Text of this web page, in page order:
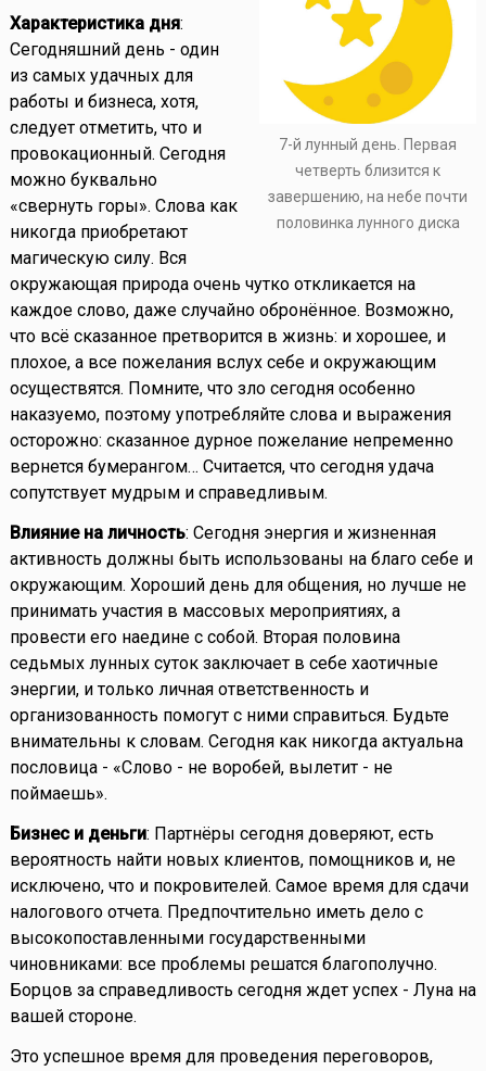
7-й лунный день. Первая
четверть близится к
завершению, на небе почти
половинка лунного диска
Характеристика дня:
Сегодняшний день - один
из самых удачных для
работы и бизнеса, хотя,
следует отметить, что и
провокационный. Сегодня
можно буквально
«свернуть горы». Слова как
никогда приобретают
магическую силу. Вся
окружающая природа очень чутко откликается на
каждое слово, даже случайно обронённое. Возможно,
что всё сказанное претворится в жизнь: и хорошее, и
плохое, а все пожелания вслух себе и окружающим
осуществятся. Помните, что зло сегодня особенно
наказуемо, поэтому употребляйте слова и выражения
осторожно: сказанное дурное пожелание непременно
вернется бумерангом… Считается, что сегодня удача
сопутствует мудрым и справедливым.
Влияние на личность: Сегодня энергия и жизненная
активность должны быть использованы на благо себе и
окружающим. Хороший день для общения, но лучше не
принимать участия в массовых мероприятиях, а
провести его наедине с собой. Вторая половина
седьмых лунных суток заключает в себе хаотичные
энергии, и только личная ответственность и
организованность помогут с ними справиться. Будьте
внимательны к словам. Сегодня как никогда актуальна
пословица - «Слово - не воробей, вылетит - не
поймаешь».
Бизнес и деньги: Партнёры сегодня доверяют, есть
вероятность найти новых клиентов, помощников и, не
исключено, что и покровителей. Самое время для сдачи
налогового отчета. Предпочтительно иметь дело с
высокопоставленными государственными
чиновниками: все проблемы решатся благополучно.
Борцов за справедливость сегодня ждет успех - Луна на
вашей стороне.
Это успешное время для проведения переговоров,